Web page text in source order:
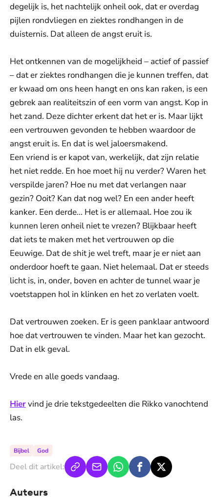
degelijk is, het nachtelijk onheil ook, dat er overdag
pijlen rondvliegen en ziektes rondhangen in de
duisternis. Dat alleen de angst eruit is.
Het ontkennen van de mogelijkheid – actief of passief
– dat er ziektes rondhangen die je kunnen treffen, dat
er kwaad om ons heen hangt en ons kan raken, is een
gebrek aan realiteitszin of een vorm van angst. Kop in
het zand. Deze dichter erkent dat het er is. Maar lijkt
een vertrouwen gevonden te hebben waardoor de
angst eruit is. En dat is wel jaloersmakend.
Een vriend is er kapot van, werkelijk, dat zijn relatie
het niet redde. En hoe moet hij nu verder? Waren het
verspilde jaren? Hoe nu met dat verlangen naar
gezin? Ooit? Kan dat nog wel? En een ander heeft
kanker. Een derde... Het is er allemaal. Hoe zou ik
kunnen leren onheil niet te vrezen? Blijkbaar heeft
dat iets te maken met het vertrouwen op die
Eeuwige. Dat de shit je wel treft, maar je er niet aan
onderdoor hoeft te gaan. Niet helemaal. Dat er steeds
licht is, in, onder, boven en achter de tunnel waar je
voetstappen hol in klinken en het zo verlaten voelt.
Dat vertrouwen zoeken. Er is geen panklaar antwoord
hoe dat vertrouwen te vinden. Maar het kan gezocht.
Dat in elk geval.
Vrede en alle goeds vandaag.
Hiervind je drie tekstgedeelten die Rikko vanochtend
las.
Bijbel God
Deel dit artikel:
Auteurs